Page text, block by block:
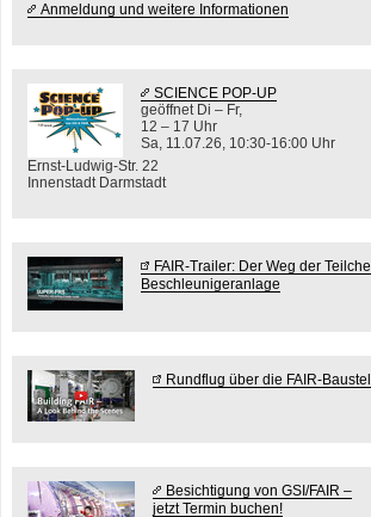
Anmeldung und weitere Informationen
SCIENCE POP-UP
geöffnet Di – Fr,
12 – 17 Uhr
Sa, 11.07.26, 10:30-16:00 Uhr
Ernst-Ludwig-Str. 22
Innenstadt Darmstadt
FAIR-Trailer: Der Weg der
Beschleunigeranlage
Rundflug über die FAIR-
Besichtigung von GSI/FAIR –
jetzt Termin buchen!